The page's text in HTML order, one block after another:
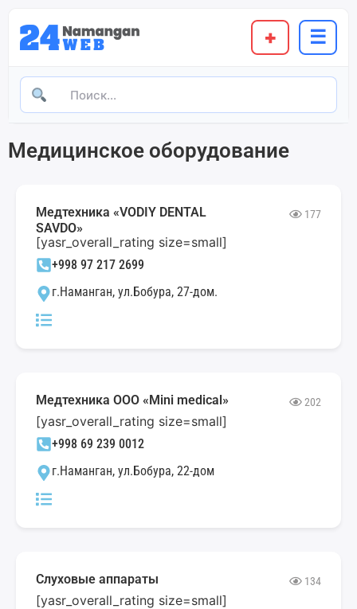
+ ☰
Медицинское оборудование
Медтехника «VODIY DENTAL
SAVDO»
177
[yasr_overall_rating size=small]
+998 97 217 2699
г.Наманган, ул.Бобура, 27-дом.
Медтехника ООО «Mini medical» 202
[yasr_overall_rating size=small]
+998 69 239 0012
г.Наманган, ул.Бобура, 22-дом
Слуховые аппараты 134
[yasr_overall_rating size=small]